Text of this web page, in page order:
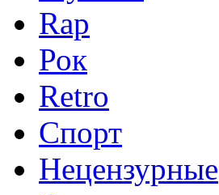
Rap
Рок
Retro
Спорт
Нецензурные